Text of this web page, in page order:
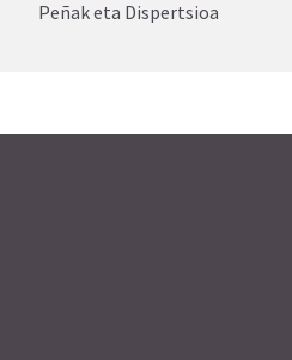
Peñak eta Dispertsioa